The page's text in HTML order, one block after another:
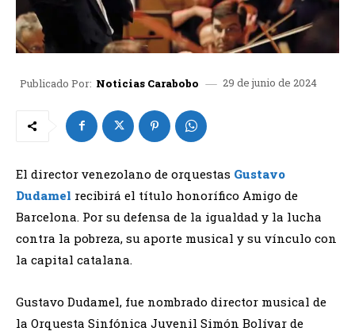
Publicado Por: Noticias Carabobo 29 de junio de 2024
El director venezolano de orquestas Gustavo
Dudamel recibirá el título honorífico Amigo de
Barcelona. Por su defensa de la igualdad y la lucha
contra la pobreza, su aporte musical y su vínculo con
la capital catalana.
Gustavo Dudamel, fue nombrado director musical de
la Orquesta Sinfónica Juvenil Simón Bolívar de